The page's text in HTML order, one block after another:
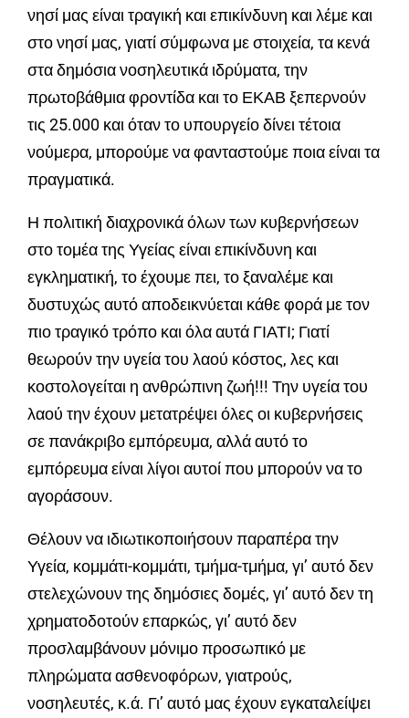
νησί μας είναι τραγική και επικίνδυνη και λέμε και
στο νησί μας, γιατί σύμφωνα με στοιχεία, τα κενά
στα δημόσια νοσηλευτικά ιδρύματα, την
πρωτοβάθμια φροντίδα και το ΕΚΑΒ ξεπερνούν
τις 25.000 και όταν το υπουργείο δίνει τέτοια
νούμερα, μπορούμε να φανταστούμε ποια είναι τα
πραγματικά.
Η πολιτική διαχρονικά όλων των κυβερνήσεων
στο τομέα της Υγείας είναι επικίνδυνη και
εγκληματική, το έχουμε πει, το ξαναλέμε και
δυστυχώς αυτό αποδεικνύεται κάθε φορά με τον
πιο τραγικό τρόπο και όλα αυτά ΓΙΑΤΙ; Γιατί
θεωρούν την υγεία του λαού κόστος, λες και
κοστολογείται η ανθρώπινη ζωή!!! Την υγεία του
λαού την έχουν μετατρέψει όλες οι κυβερνήσεις
σε πανάκριβο εμπόρευμα, αλλά αυτό το
εμπόρευμα είναι λίγοι αυτοί που μπορούν να το
αγοράσουν.
Θέλουν να ιδιωτικοποιήσουν παραπέρα την
Υγεία, κομμάτι-κομμάτι, τμήμα-τμήμα, γι’ αυτό δεν
στελεχώνουν της δημόσιες δομές, γι’ αυτό δεν τη
χρηματοδοτούν επαρκώς, γι’ αυτό δεν
προσλαμβάνουν μόνιμο προσωπικό με
πληρώματα ασθενοφόρων, γιατρούς,
νοσηλευτές, κ.ά. Γι’ αυτό μας έχουν εγκαταλείψει